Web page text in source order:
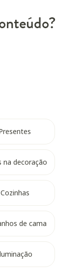
na decoração
Cozinhas
de cama